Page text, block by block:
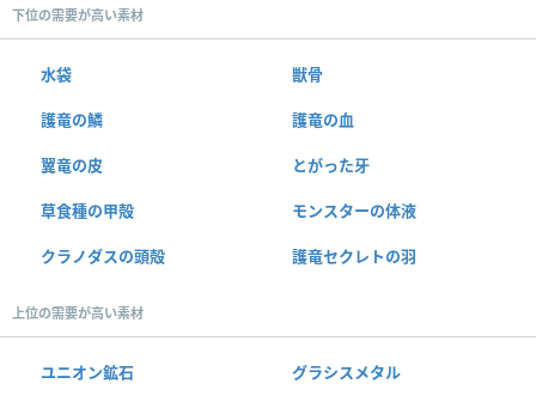
下位の需要が高い素材
水袋 獣骨
護竜の鱗 護竜の血
翼竜の皮 とがった牙
草食種の甲殻 モンスターの体液
クラノダスの頭殻 護竜セクレトの羽
上位の需要が高い素材
ユニオン鉱石 グラシスメタル